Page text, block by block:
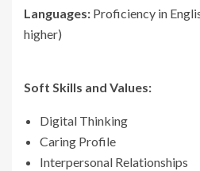
Languages: Proficiency in
higher)
Soft Skills and Values:
Digital Thinking
Caring Profile
Interpersonal Relationships